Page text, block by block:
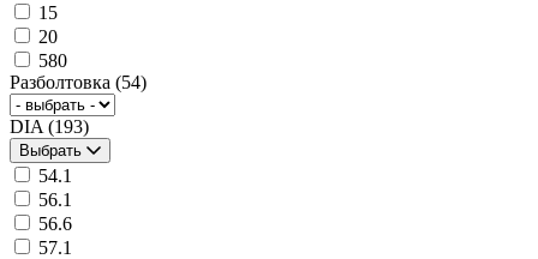
15
20
580
Разболтовка (54)
DIA (193)
Выбрать
54.1
56.1
56.6
57.1